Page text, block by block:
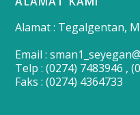
Alamat : Tegalgentan,
Email :
Telp : (0274) 7483946 ,
Faks : (0274) 4364733